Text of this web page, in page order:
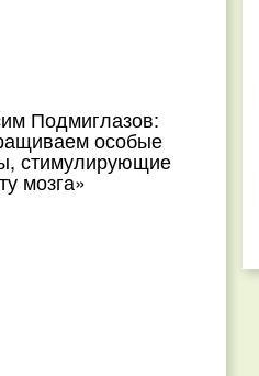
Подмиглазов:
особые
стимулирующие
мозга»